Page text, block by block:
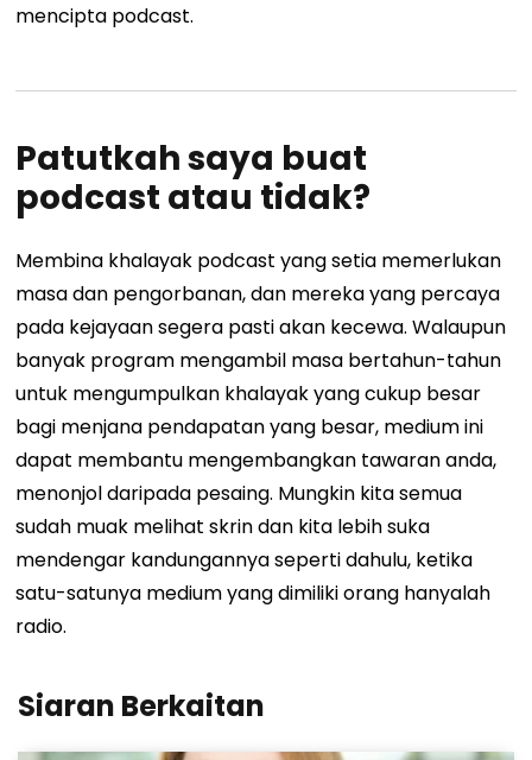
mencipta podcast.
Patutkah saya buat
podcast atau tidak?
Membina khalayak podcast yang setia memerlukan
masa dan pengorbanan, dan mereka yang percaya
pada kejayaan segera pasti akan kecewa. Walaupun
banyak program mengambil masa bertahun-tahun
untuk mengumpulkan khalayak yang cukup besar
bagi menjana pendapatan yang besar, medium ini
dapat membantu mengembangkan tawaran anda,
menonjol daripada pesaing. Mungkin kita semua
sudah muak melihat skrin dan kita lebih suka
mendengar kandungannya seperti dahulu, ketika
satu-satunya medium yang dimiliki orang hanyalah
radio.
Siaran Berkaitan